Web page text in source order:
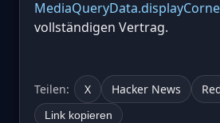
vollständigen Vertrag.
Teilen: X Hacker News
Link kopieren